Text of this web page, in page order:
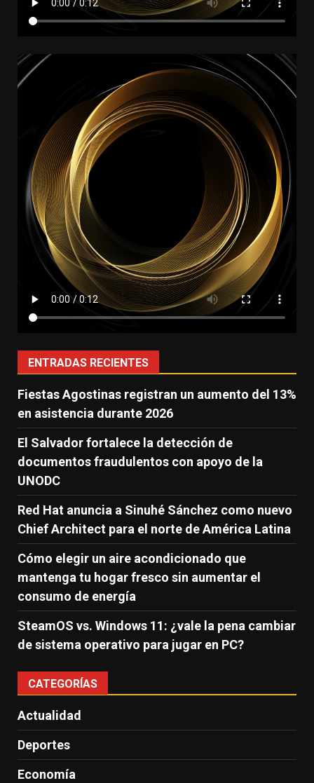
ENTRADAS RECIENTES
Fiestas Agostinas registran un aumento del 13%
en asistencia durante 2026
El Salvador fortalece la detección de
documentos fraudulentos con apoyo de la
UNODC
Red Hat anuncia a Sinuhé Sánchez como nuevo
Chief Architect para el norte de América Latina
Cómo elegir un aire acondicionado que
mantenga tu hogar fresco sin aumentar el
consumo de energía
SteamOS vs. Windows 11: ¿vale la pena cambiar
de sistema operativo para jugar en PC?
CATEGORÍAS
Actualidad
Deportes
Economía